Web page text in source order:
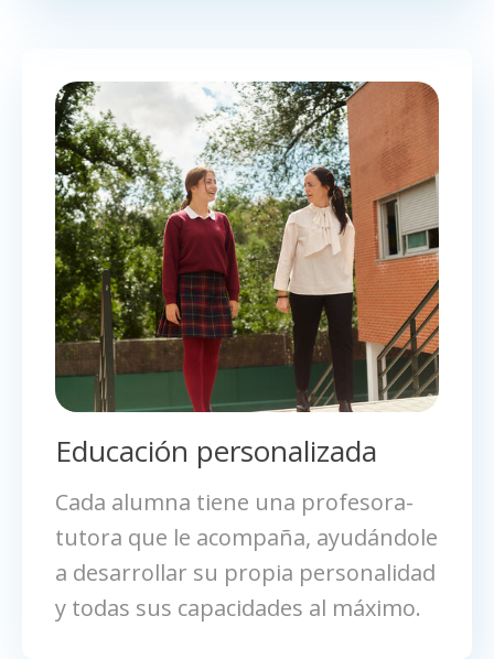
Educación personalizada
Cada alumna tiene una profesora-
tutora que le acompaña, ayudándole
a desarrollar su propia personalidad
y todas sus capacidades al máximo.